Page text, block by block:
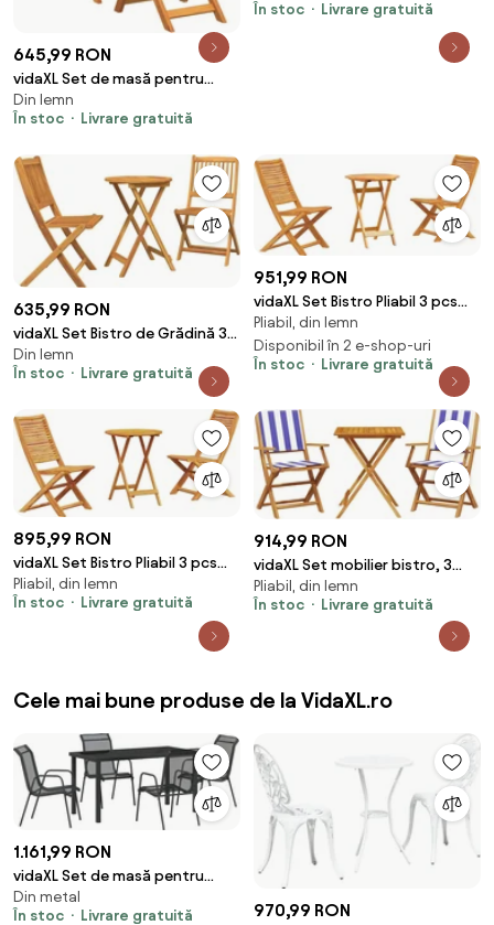
645,99 RON
vidaXL Set de masă pentru
grădină cu pernă 3 pcs Ulei
Natural
Din lemn
În stoc
Livrare gratuită
acacia
În stoc Livrare gratuită
635,99 RON
vidaXL Set Bistro de Grădină 3
pcs Maro Lemn Solid de Acacia
Din lemn
În stoc
Livrare gratuită
951,99 RON
vidaXL Set Bistro Pliabil 3 pcs
Maro Lemn Solid de Acacia
Pliabil, din lemn
Disponibil în 2 e-shop-uri
În stoc
Livrare gratuită
895,99 RON
vidaXL Set Bistro Pliabil 3 pcs
Maro Lemn Solid de Acacia
Pliabil, din lemn
În stoc
Livrare gratuită
914,99 RON
vidaXL Set mobilier bistro, 3
piese, textil albastru alb/lemn
masiv
Pliabil, din lemn
În stoc
Livrare gratuită
Cele mai bune produse de la VidaXL.ro
1.161,99 RON
vidaXL Set de masă pentru
grădină 5 pcs Negru
Din metal
În stoc
Livrare gratuită 970,99 RON